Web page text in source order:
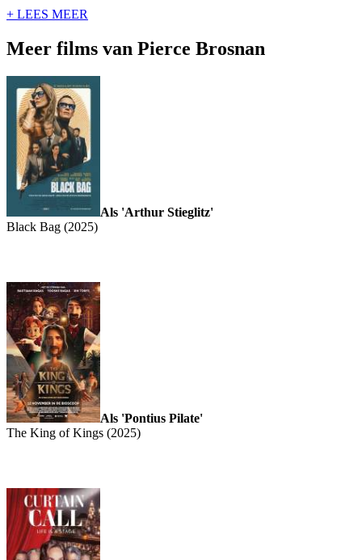
+ LEES MEER
Meer films van Pierce Brosnan
Als 'Arthur Stieglitz'
Black Bag (2025)
Als 'Pontius Pilate'
The King of Kings (2025)